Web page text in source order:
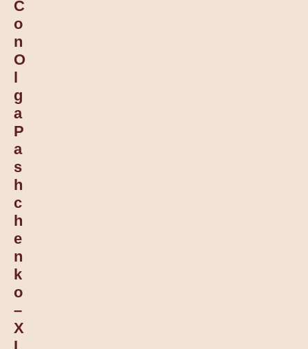
C
O
N
O
L
G
A
P
A
S
H
C
H
E
N
K
O
–
X